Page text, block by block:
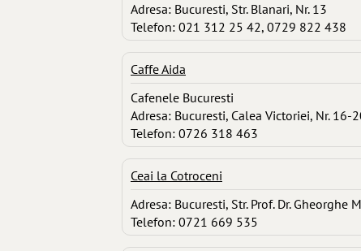
Adresa: Bucuresti, Str. Blanari, Nr. 13
Telefon: 021 312 25 42, 0729 822 438
Caffe Aida
Cafenele Bucuresti
Adresa: Bucuresti, Calea Victoriei, Nr. 16-
Telefon: 0726 318 463
Ceai la Cotroceni
Adresa: Bucuresti, Str. Prof. Dr. Gheorghe
Telefon: 0721 669 535